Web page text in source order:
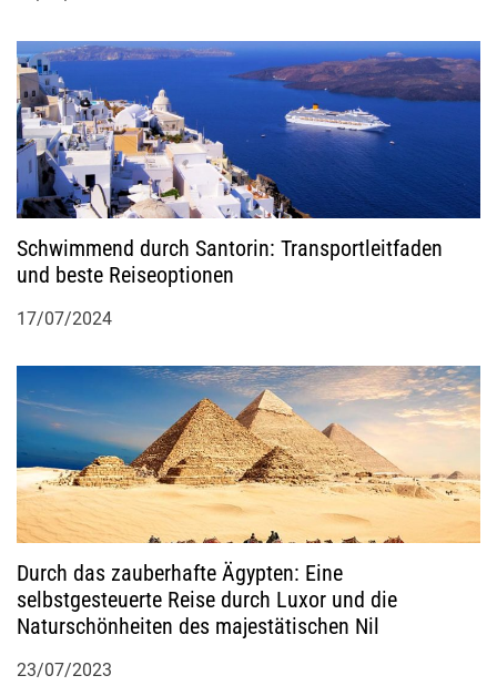
n
Schwimmend durch Santorin: Transportleitfaden
und beste Reiseoptionen
17/07/2024
Durch das zauberhafte Ägypten: Eine
selbstgesteuerte Reise durch Luxor und die
Naturschönheiten des majestätischen Nil
23/07/2023